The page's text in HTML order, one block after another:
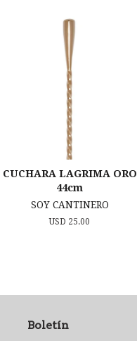
CUCHARA LAGRIMA ORO
44cm
SOY CANTINERO
Precio
USD 25.00
Boletín